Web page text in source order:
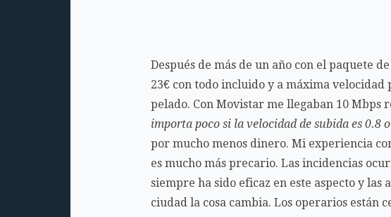
Después de más de un año con el paquete
23€ con todo incluido y a máxima
pelado. Con Movistar me llegaban 10 Mbps
importa poco si la velocidad de subida es 0.8
por mucho menos dinero. Mi experiencia
es mucho más precario. Las incidencias
siempre ha sido eficaz en este aspecto y
ciudad la cosa cambia. Los operarios